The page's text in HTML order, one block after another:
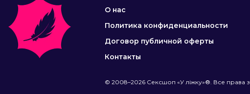
О нас
Политика конфиденциальности
Договор публичной оферты
Контакты
© 2008–2026 Сексшоп «У ліжку»®. Все права